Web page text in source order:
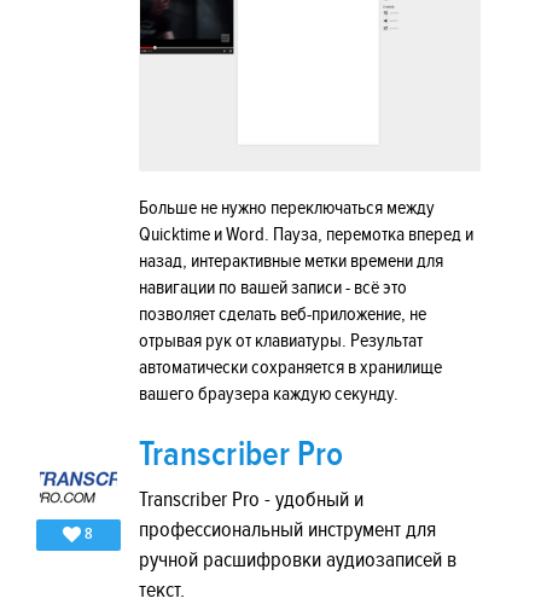
Больше не нужно переключаться между
Quicktime и Word. Пауза, перемотка вперед и
назад, интерактивные метки времени для
навигации по вашей записи - всё это
позволяет сделать веб-приложение, не
отрывая рук от клавиатуры. Результат
автоматически сохраняется в хранилище
вашего браузера каждую секунду.
8
Transcriber Pro
Transcriber Pro - удобный и
профессиональный инструмент для
ручной расшифровки аудиозаписей в
текст.